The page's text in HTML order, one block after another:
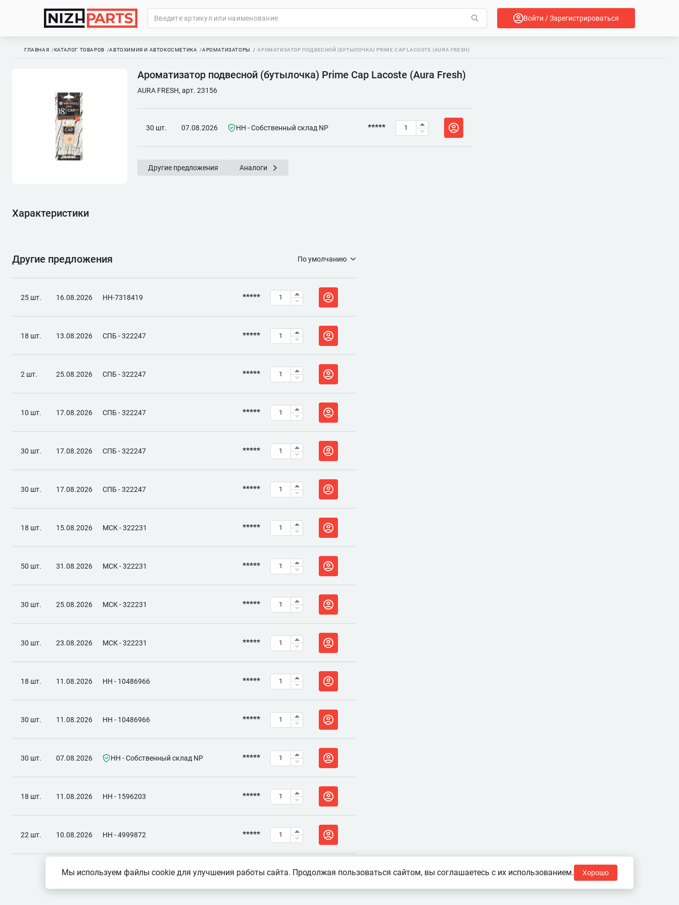
Войти / Зарегистрироваться
ГЛАВНАЯ КАТАЛОГ ТОВАРОВ АВТОХИМИЯ И АВТОКОСМЕТИКА АРОМАТИЗАТОРЫ АРОМАТИЗАТОР ПОДВЕСНОЙ (БУТЫЛОЧКА) PRIME CAP LACOSTE (AURA FRESH)
Ароматизатор подвесной (бутылочка) Prime Cap Lacoste (Aura Fresh)
AURA FRESH, арт. 23156
30 шт. 07.08.2026 НН - Собственный склад NP *****
Другие предложения Аналоги
Характеристики
Другие предложения По умолчанию
25 шт. 16.08.2026 НН-7318419 *****
18 шт. 13.08.2026 СПБ - 322247 *****
2 шт. 25.08.2026 СПБ - 322247 *****
10 шт. 17.08.2026 СПБ - 322247 *****
30 шт. 17.08.2026 СПБ - 322247 *****
30 шт. 17.08.2026 СПБ - 322247 *****
18 шт. 15.08.2026 МСК - 322231 *****
50 шт. 31.08.2026 МСК - 322231 *****
30 шт. 25.08.2026 МСК - 322231 *****
30 шт. 23.08.2026 МСК - 322231 *****
18 шт. 11.08.2026 НН - 10486966 *****
30 шт. 11.08.2026 НН - 10486966 *****
30 шт. 07.08.2026 НН - Собственный склад NP *****
18 шт. 11.08.2026 НН - 1596203 *****
22 шт. 10.08.2026 НН - 4999872 *****
Мы используем файлы cookie для улучшения работы сайта. Продолжая пользоваться сайтом, вы соглашаетесь с их использованием. Хорошо